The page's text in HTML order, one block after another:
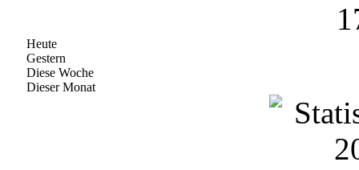
Heute
Gestern
Diese Woche
Dieser Monat